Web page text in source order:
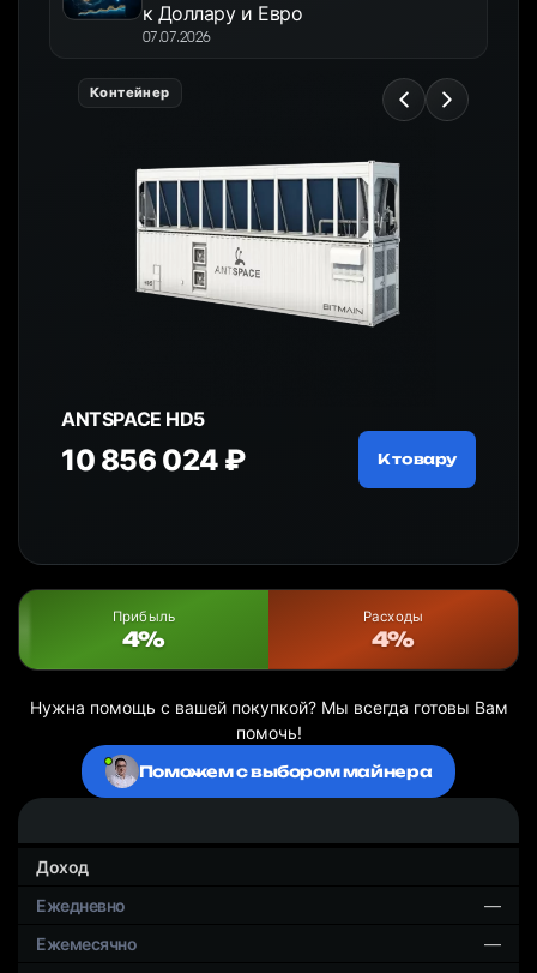
к Доллару и Евро
07.07.2026
Контейнер
ANTSPACE HD5
10 856 024 ₽ К товару
Прибыль
4%
Расходы
4%
Нужна помощь с вашей покупкой? Мы всегда готовы Вам
помочь!
Поможем с выбором майнера
Доход
—
—